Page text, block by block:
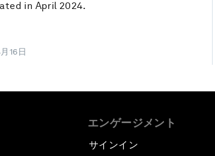
in April 2024.
16日
エンゲージメント
サインイン